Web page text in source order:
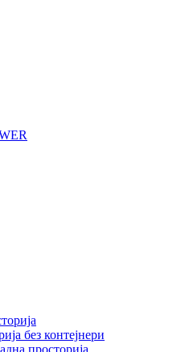
без контејнери
просторија